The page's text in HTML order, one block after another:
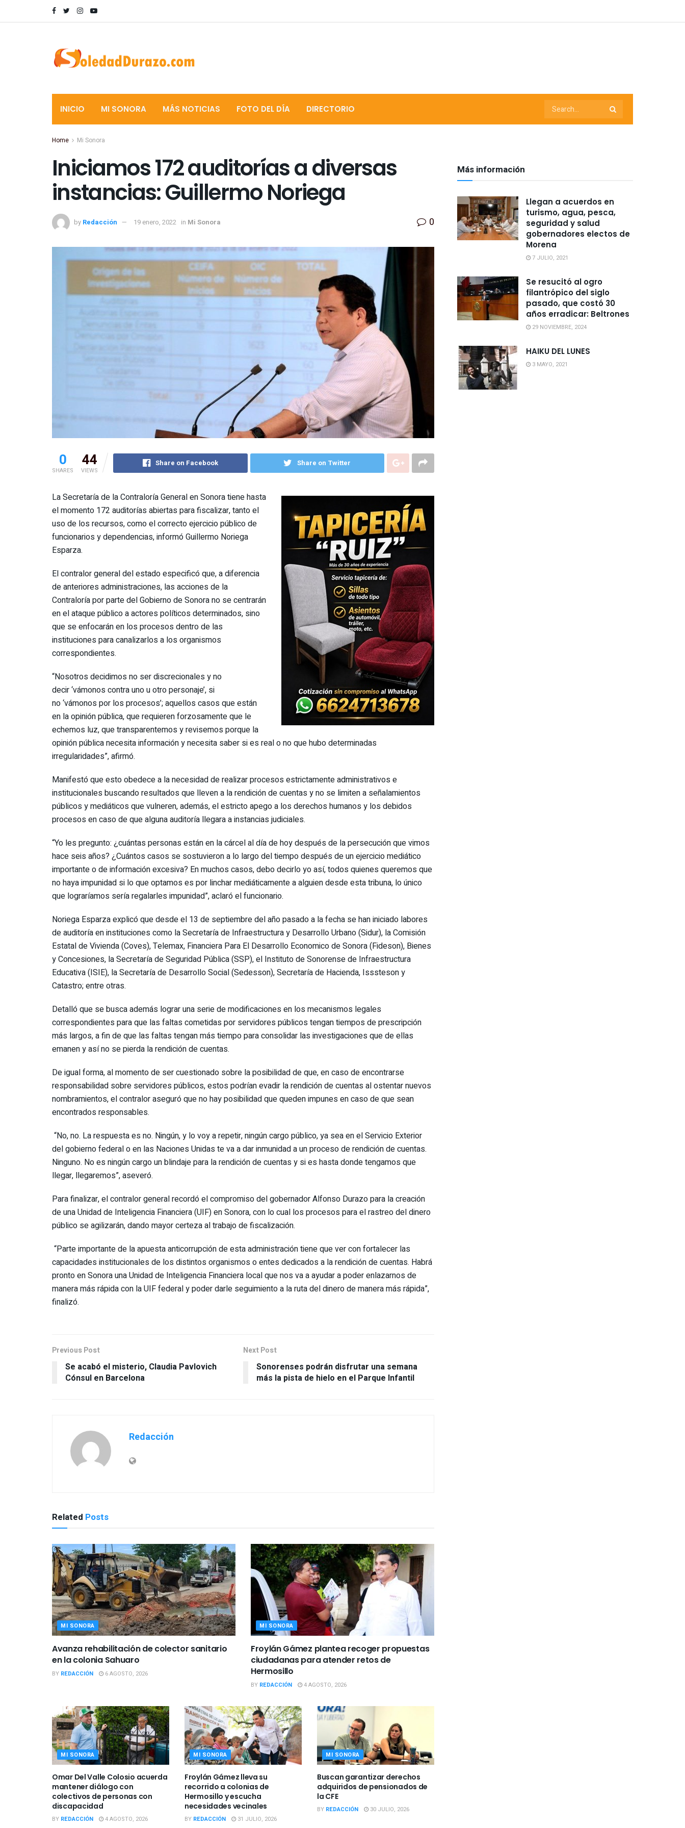
INICIO MI SONORA MÁS NOTICIAS FOTO DEL DÍA DIRECTORIO
Home Mi Sonora
Iniciamos 172 auditorías a diversas
instancias: Guillermo Noriega
by Redacción 19 enero, 2022 in Mi Sonora 0
0
SHARES
44
VIEWS
Share on Facebook Share on Twitter
La Secretaría de la Contraloría General en Sonora tiene hasta
el momento 172 auditorías abiertas para fiscalizar, tanto el
uso de los recursos, como el correcto ejercicio público de
funcionarios y dependencias, informó Guillermo Noriega
Esparza.
El contralor general del estado especificó que, a diferencia
de anteriores administraciones, las acciones de la
Contraloría por parte del Gobierno de Sonora no se centrarán
en el ataque público a actores políticos determinados, sino
que se enfocarán en los procesos dentro de las
instituciones para canalizarlos a los organismos
correspondientes.
“Nosotros decidimos no ser discrecionales y no
decir ‘vámonos contra uno u otro personaje’, si
no ‘vámonos por los procesos’; aquellos casos que están
en la opinión pública, que requieren forzosamente que le
echemos luz, que transparentemos y revisemos porque la
opinión pública necesita información y necesita saber si es real o no que hubo determinadas
irregularidades”, afirmó.
Manifestó que esto obedece a la necesidad de realizar procesos estrictamente administrativos e
institucionales buscando resultados que lleven a la rendición de cuentas y no se limiten a señalamientos
públicos y mediáticos que vulneren, además, el estricto apego a los derechos humanos y los debidos
procesos en caso de que alguna auditoría llegara a instancias judiciales.
“Yo les pregunto: ¿cuántas personas están en la cárcel al día de hoy después de la persecución que vimos
hace seis años? ¿Cuántos casos se sostuvieron a lo largo del tiempo después de un ejercicio mediático
importante o de información excesiva? En muchos casos, debo decirlo yo así, todos quienes queremos que
no haya impunidad si lo que optamos es por linchar mediáticamente a alguien desde esta tribuna, lo único
que lograríamos sería regalarles impunidad”, aclaró el funcionario.
Noriega Esparza explicó que desde el 13 de septiembre del año pasado a la fecha se han iniciado labores
de auditoría en instituciones como la Secretaría de Infraestructura y Desarrollo Urbano (Sidur), la Comisión
Estatal de Vivienda (Coves), Telemax, Financiera Para El Desarrollo Economico de Sonora (Fideson), Bienes
y Concesiones, la Secretaría de Seguridad Pública (SSP), el Instituto de Sonorense de Infraestructura
Educativa (ISIE), la Secretaría de Desarrollo Social (Sedesson), Secretaría de Hacienda, Isssteson y
Catastro; entre otras.
Detalló que se busca además lograr una serie de modificaciones en los mecanismos legales
correspondientes para que las faltas cometidas por servidores públicos tengan tiempos de prescripción
más largos, a fin de que las faltas tengan más tiempo para consolidar las investigaciones que de ellas
emanen y así no se pierda la rendición de cuentas.
De igual forma, al momento de ser cuestionado sobre la posibilidad de que, en caso de encontrarse
responsabilidad sobre servidores públicos, estos podrían evadir la rendición de cuentas al ostentar nuevos
nombramientos, el contralor aseguró que no hay posibilidad que queden impunes en caso de que sean
encontrados responsables.
“No, no. La respuesta es no. Ningún, y lo voy a repetir, ningún cargo público, ya sea en el Servicio Exterior
del gobierno federal o en las Naciones Unidas te va a dar inmunidad a un proceso de rendición de cuentas.
Ninguno. No es ningún cargo un blindaje para la rendición de cuentas y si es hasta donde tengamos que
llegar, llegaremos”, aseveró.
Para finalizar, el contralor general recordó el compromiso del gobernador Alfonso Durazo para la creación
de una Unidad de Inteligencia Financiera (UIF) en Sonora, con lo cual los procesos para el rastreo del dinero
público se agilizarán, dando mayor certeza al trabajo de fiscalización.
“Parte importante de la apuesta anticorrupción de esta administración tiene que ver con fortalecer las
capacidades institucionales de los distintos organismos o entes dedicados a la rendición de cuentas. Habrá
pronto en Sonora una Unidad de Inteligencia Financiera local que nos va a ayudar a poder enlazarnos de
manera más rápida con la UIF federal y poder darle seguimiento a la ruta del dinero de manera más rápida”,
finalizó.
Previous Post
Se acabó el misterio, Claudia Pavlovich
Cónsul en Barcelona
Next Post
Sonorenses podrán disfrutar una semana
más la pista de hielo en el Parque Infantil
Redacción
Related Posts
MI SONORA
Avanza rehabilitación de colector sanitario
en la colonia Sahuaro
BY REDACCIÓN 6 AGOSTO, 2026
MI SONORA
Froylán Gámez plantea recoger propuestas
ciudadanas para atender retos de
Hermosillo
BY REDACCIÓN 4 AGOSTO, 2026
MI SONORA
Omar Del Valle Colosio acuerda
mantener diálogo con
colectivos de personas con
discapacidad
BY REDACCIÓN 4 AGOSTO, 2026
MI SONORA
Froylán Gámez lleva su
recorrido a colonias de
Hermosillo y escucha
necesidades vecinales
BY REDACCIÓN 31 JULIO, 2026
MI SONORA
Buscan garantizar derechos
adquiridos de pensionados de
la CFE
BY REDACCIÓN 30 JULIO, 2026
Más información
Llegan a acuerdos en
turismo, agua, pesca,
seguridad y salud
gobernadores electos de
Morena
7 JULIO, 2021
Se resucitó al ogro
filantrópico del siglo
pasado, que costó 30
años erradicar: Beltrones
29 NOVIEMBRE, 2024
HAIKU DEL LUNES
3 MAYO, 2021